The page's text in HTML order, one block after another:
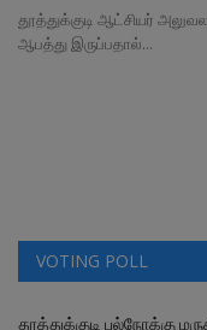
தூத்துக்குடி ஆட்சியர்
ஆபத்து இருப்பதால்...
VOTING POLL
தூத்துக்குடி பல்நோக்கு